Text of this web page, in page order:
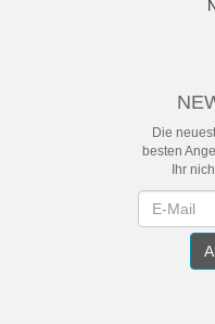
Die
besten
Ihr